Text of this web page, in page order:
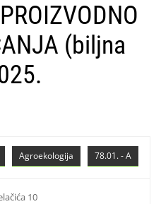
(biljna
78.01. - A
Agroekologija
10